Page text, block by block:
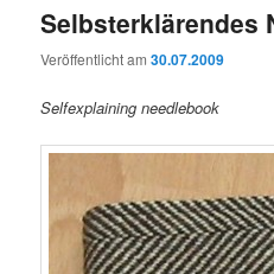
Selbsterklärendes
Veröffentlicht am30.07.2009
Selfexplaining needlebook